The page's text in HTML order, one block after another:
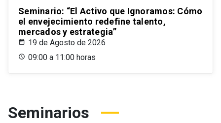
Seminario: “El Activo que Ignoramos: Cómo
el envejecimiento redefine talento,
mercados y estrategia”
19 de Agosto de 2026
09:00 a 11:00 horas
Seminarios